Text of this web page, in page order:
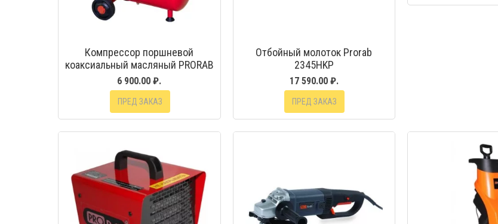
Компрессор поршневой
коаксиальный масляный PRORAB
2125
6 900.00 ₽.
ПРЕД ЗАКАЗ
Отбойный молоток Prorab
2345HKP
17 590.00 ₽.
ПРЕД ЗАКАЗ